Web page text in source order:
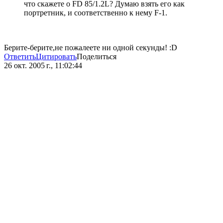
что скажете о FD 85/1.2L? Думаю взять его как
портретник, и соответственно к нему F-1.
Берите-берите,не пожалеете ни одной секунды! :D
ОтветитьЦитироватьПоделиться
26 окт. 2005 г., 11:02:44